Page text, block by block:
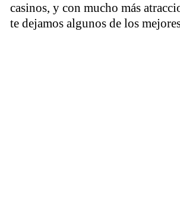
casinos, y con mucho más
te dejamos algunos de los